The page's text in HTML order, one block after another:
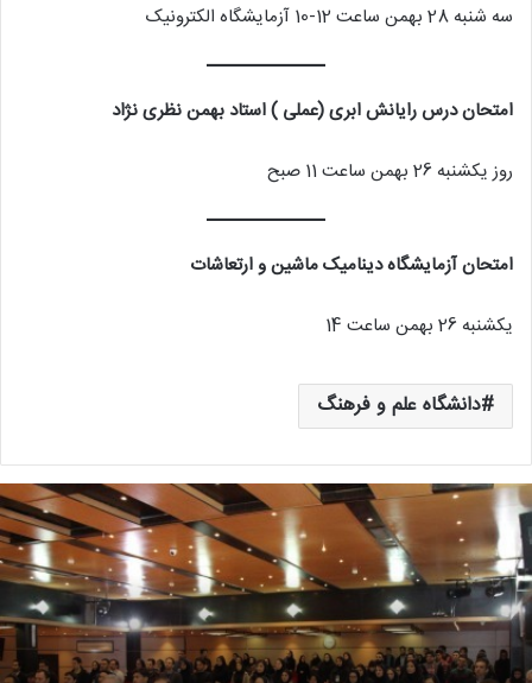
سه شنبه 28 بهمن ساعت 12-10 آزمایشگاه الکترونیک
امتحان درس رایانش ابری (عملی ) استاد بهمن نظری نژاد
روز یکشنبه 26 بهمن ساعت 11 صبح
امتحان آزمایشگاه دینامیک ماشین و ارتعاشات
یکشنبه 26 بهمن ساعت 14
دانشگاه علم و فرهنگ